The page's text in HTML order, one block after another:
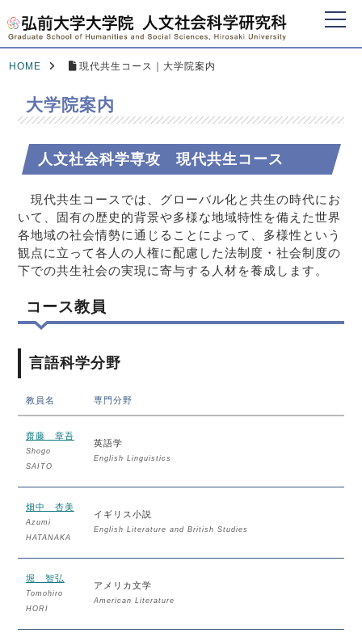
HOME 現代共生コース｜大学院案内
大学院案内
人文社会科学専攻 現代共生コース
現代共生コースでは、グローバル化と共生の時代にお
いて、固有の歴史的背景や多様な地域特性を備えた世界
各地域の社会情勢に通じることによって、多様性という
観点に立って各人の人権に配慮した法制度・社会制度の
下での共生社会の実現に寄与する人材を養成します。
コース教員
言語科学分野
教員名 専門分野
齋藤 章吾
Shogo
SAITO
英語学
English Linguistics
畑中 杏美
Azumi
HATANAKA
イギリス小説
English Literature and British Studies
堀 智弘
Tomohiro
HORI
アメリカ文学
American Literature